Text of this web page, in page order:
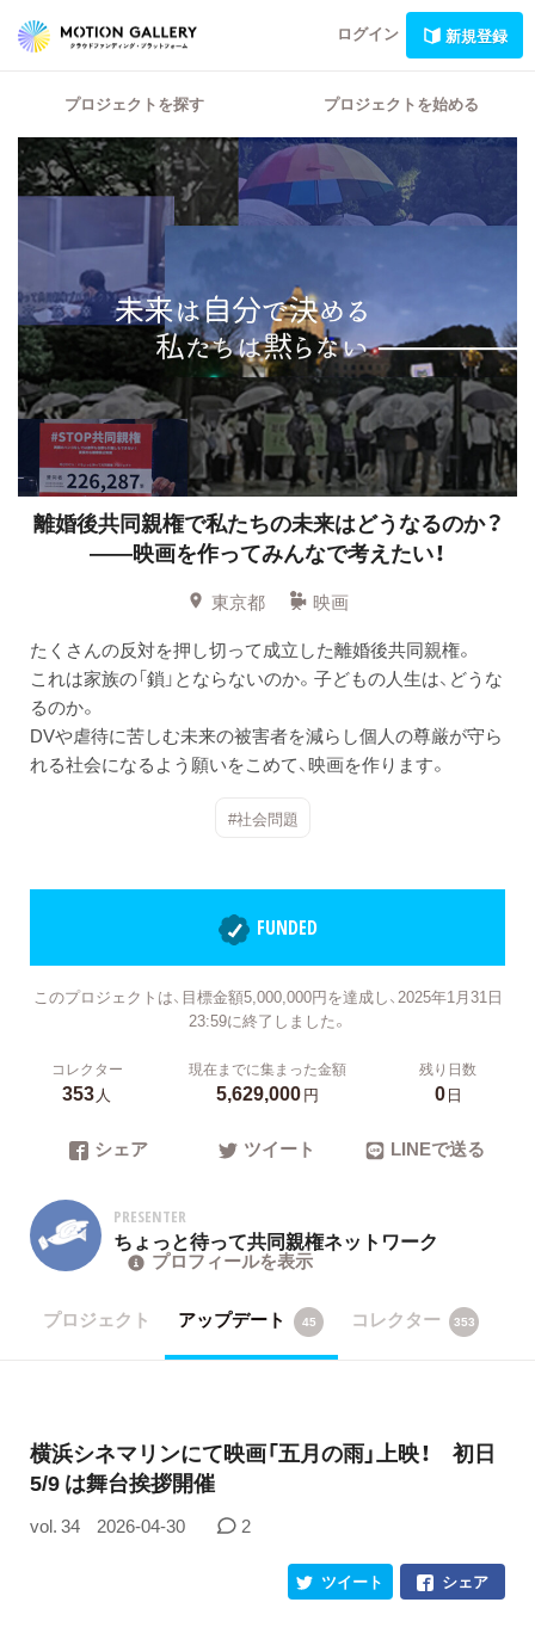
ログイン 新規登録
プロジェクトを探す プロジェクトを始める
離婚後共同親権で私たちの未来はどうなるのか？
——映画を作ってみんなで考えたい！
東京都
映画
たくさんの反対を押し切って成立した離婚後共同親権。
これは家族の「鎖」とならないのか。子どもの人生は、どうな
るのか。
DVや虐待に苦しむ未来の被害者を減らし個人の尊厳が守ら
れる社会になるよう願いをこめて、映画を作ります。
#社会問題
FUNDED
このプロジェクトは、目標金額5,000,000円を達成し、2025年1月31日
23:59に終了しました。
コレクター
353人
現在までに集まった金額
5,629,000円
残り日数
0日
シェア ツイート LINEで送る
PRESENTER
ちょっと待って共同親権ネットワーク
プロフィールを表示
プロジェクト アップデート 45 コレクター 353
横浜シネマリンにて映画「五月の雨」上映！ 初日
5/9 は舞台挨拶開催
vol. 34 2026-04-30 2
シェア
ツイート